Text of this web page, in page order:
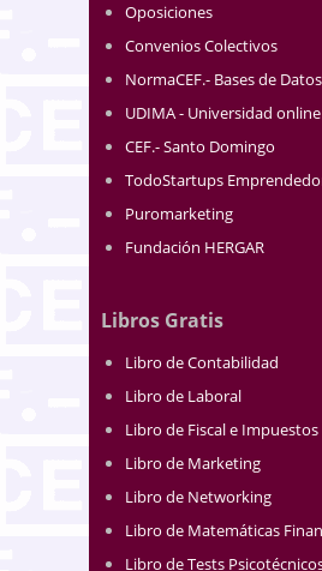
Oposiciones
Convenios Colectivos
NormaCEF.- Bases de
UDIMA - Universidad online
CEF.- Santo Domingo
TodoStartups
Puromarketing
Fundación HERGAR
Libros Gratis
Libro de Contabilidad
Libro de Laboral
Libro de Fiscal e Impuestos
Libro de Marketing
Libro de Networking
Libro de Matemáticas
Libro de Tests